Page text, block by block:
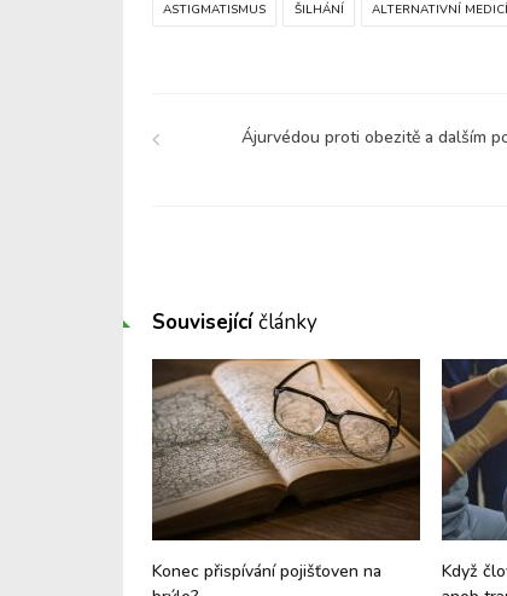
ASTIGMATISMUS ŠILHÁNÍ ALTERNATIVNÍ
Ájurvédou proti obezitě a dalším
Souvisejícíčlánky
Konec přispívání pojišťoven na
Když